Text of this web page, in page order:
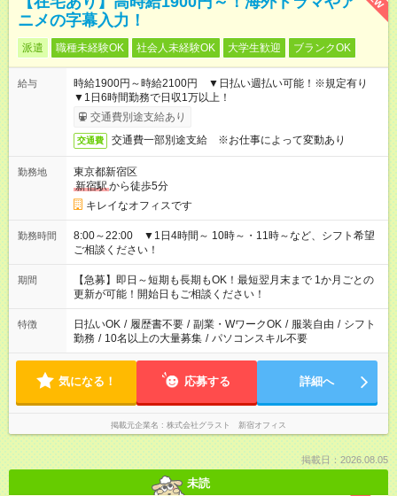
ニメの字幕入力！
派遣 職種未経験OK 社会人未経験OK 大学生歓迎 ブランクOK
給与
時給1900円～時給2100円 ▼日払い週払い可能！※規定有り
▼1日6時間勤務で日収1万以上！
交通費別途支給あり
交通費 交通費一部別途支給 ※お仕事によって変動あり
勤務地
東京都新宿区
新宿駅から徒歩5分
キレイなオフィスです
勤務時間
8:00～22:00 ▼1日4時間～ 10時～・11時～など、シフト希望
ご相談ください！
期間
【急募】即日～短期も長期もOK！最短翌月末まで 1か月ごとの
更新が可能！開始日もご相談ください！
特徴 日払いOK / 履歴書不要 / 副業・WワークOK / 服装自由 / シフト
勤務 / 10名以上の大量募集 / パソコンスキル不要
気になる！ 応募する 詳細へ
掲載元企業名 株式会社グラスト 新宿オフィス
掲載日：2026.08.05
未読